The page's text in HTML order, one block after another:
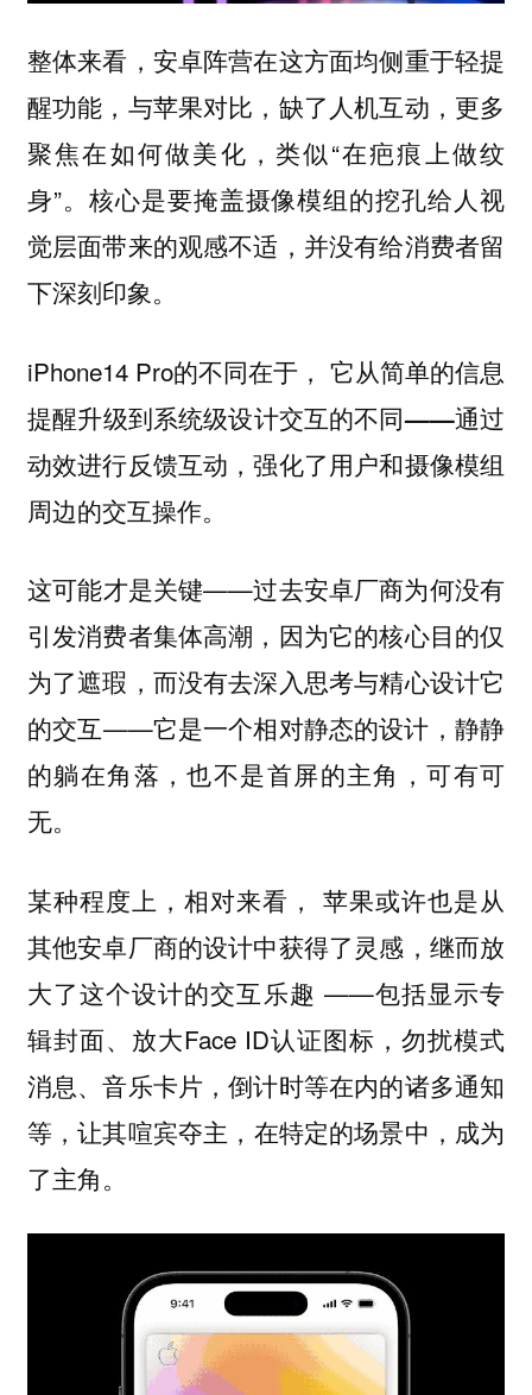
整体来看，安卓阵营在这方面均侧重于轻提
醒功能，与苹果对比，缺了人机互动，更多
聚焦在如何做美化，类似“在疤痕上做纹
身”。 核心是要掩盖摄像模组的挖孔给人视
觉层面带来的观感不适，并没有给消费者留
下深刻印象。
iPhone14 Pro的不同在于，它从简单的信息
提醒升级到系统级设计交互的不同——通过
动效进行反馈互动，强化了用户和摄像模组
周边的交互操作。
这可能才是关键——过去安卓厂商为何没有
引发消费者集体高潮，因为它的核心目的仅
为了遮瑕，而没有去深入思考与精心设计它
的交互——它是一个相对静态的设计，静静
的躺在角落，也不是首屏的主角，可有可
无。
某种程度上，相对来看，苹果或许也是从
其他安卓厂商的设计中获得了灵感，继而放
大了这个设计的交互乐趣 ——包括显示专
辑封面、放大Face ID认证图标，勿扰模式
消息、音乐卡片，倒计时等在内的诸多通知
等，让其喧宾夺主， 在特定的场景中，成为
了主角。